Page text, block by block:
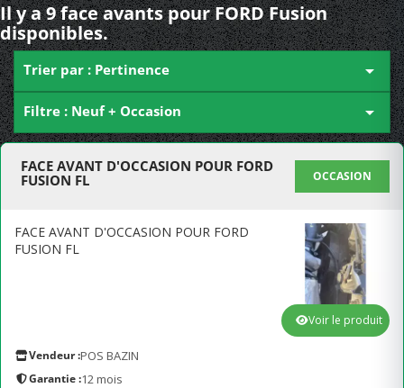
Il y a 9 face avants pour FORD Fusion
disponibles.
Trier par : Pertinence 
Filtre : Neuf + Occasion 
FACE AVANT D'OCCASION POUR FORD
FUSION FL
OCCASION
FACE AVANT D'OCCASION POUR FORD
FUSION FL
Vendeur :POS BAZIN
Garantie :12 mois
Voir le produit